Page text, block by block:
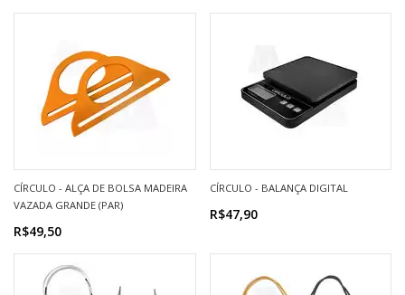
CÍRCULO - ALÇA DE BOLSA MADEIRA
VAZADA GRANDE (PAR)
R$49,50
CÍRCULO - BALANÇA DIGITAL
R$47,90